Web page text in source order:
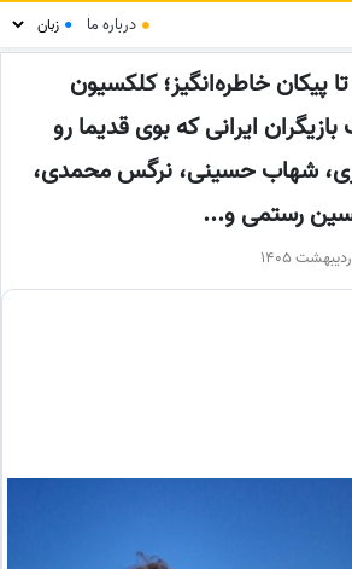
● درباره ما ●
پیکان‌ خاطره‌انگیز؛ کلکسیون
ایرانی که بوی قدیما رو
شهاب حسینی، نرگس محمدی،
رستمی و...